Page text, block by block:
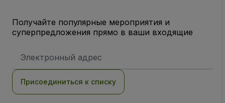
Получайте популярные мероприятия и
суперпредложения прямо в ваши входящие
электронной
Присоединиться к списку